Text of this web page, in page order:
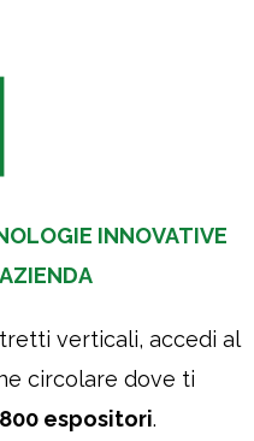
dei dati
di IEG e/o
loro
INNOVATIVE
verticali, accedi al
circolare dove ti
espositori.